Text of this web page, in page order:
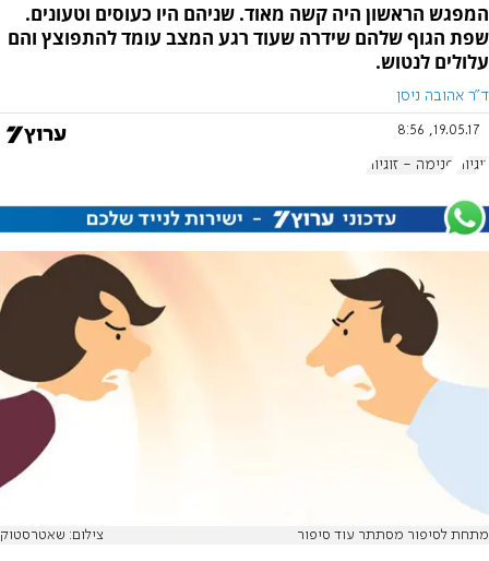
המפגש הראשון היה קשה מאוד. שניהם היו כעוסים וטעונים.
שפת הגוף שלהם שידרה שעוד רגע המצב עומד להתפוצץ והם
עלולים לנטוש.
ד"ר אהובה ניסן
19.05.17, 8:56
זוגיות פנימה - זוגיות
מתחת לסיפור מסתתר עוד סיפור צילום: שאטרסטוק